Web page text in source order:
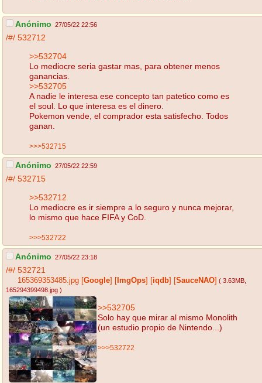
Anónimo 27/05/22 22:56
/#/ 532712
>>532704
Lo mediocre seria gastar mas, para obtener menos
ganancias.
>>532705
A nadie le interesa ese concepto tan patetico como es
el soul. Lo que interesa es el dinero.
Pokemon vende, el comprador esta satisfecho. Todos
ganan.
>>>532715
Anónimo 27/05/22 22:59
/#/ 532715
>>532712
Lo mediocre es ir siempre a lo seguro y nunca mejorar,
lo mismo que hace FIFA y CoD.
>>>532722
Anónimo 27/05/22 23:18
/#/ 532721
165369353485.jpg Google ImgOps iqdb SauceNAO ( 3.63MB
165294399498.jpg )
>>532705
Solo hay que mirar al mismo Monolith
(un estudio propio de Nintendo...)
>>>532722